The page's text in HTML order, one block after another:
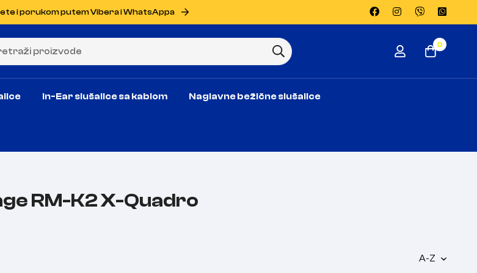
i porukom putem Vibera i WhatsAppa
0
In-Ear slušalice sa kablom Naglavne bežične slušalice
RM-K2 X-Quadro
A-Z